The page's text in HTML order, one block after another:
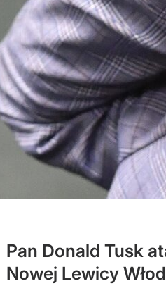
Pan Donald Tusk
Nowej Lewicy